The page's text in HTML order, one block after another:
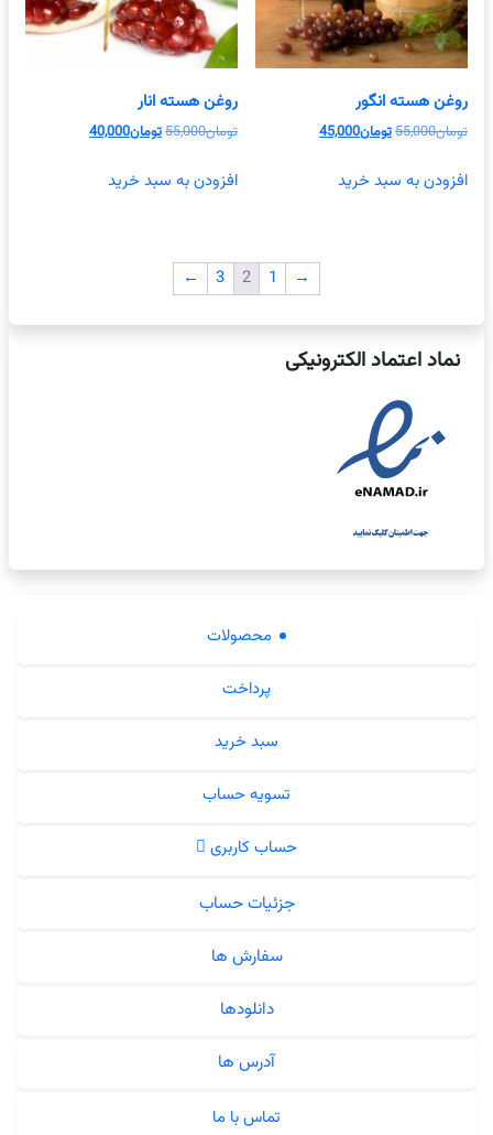
روغن هسته انگور
تومان55,000قیمت
تومان55,000
تومان45,000قیمت
افزودن به سبد خرید
روغن هسته انار
تومان55,000قیمت
تومان55,000
تومان40,000قیمت
افزودن به سبد خرید
→
1
2
3
←
نماد اعتماد الکترونیکی
محصولات
پرداخت
سبد خرید
تسویه حساب
حساب کاربری
جزئیات حساب
سفارش ها
دانلودها
آدرس ها
تماس با ما